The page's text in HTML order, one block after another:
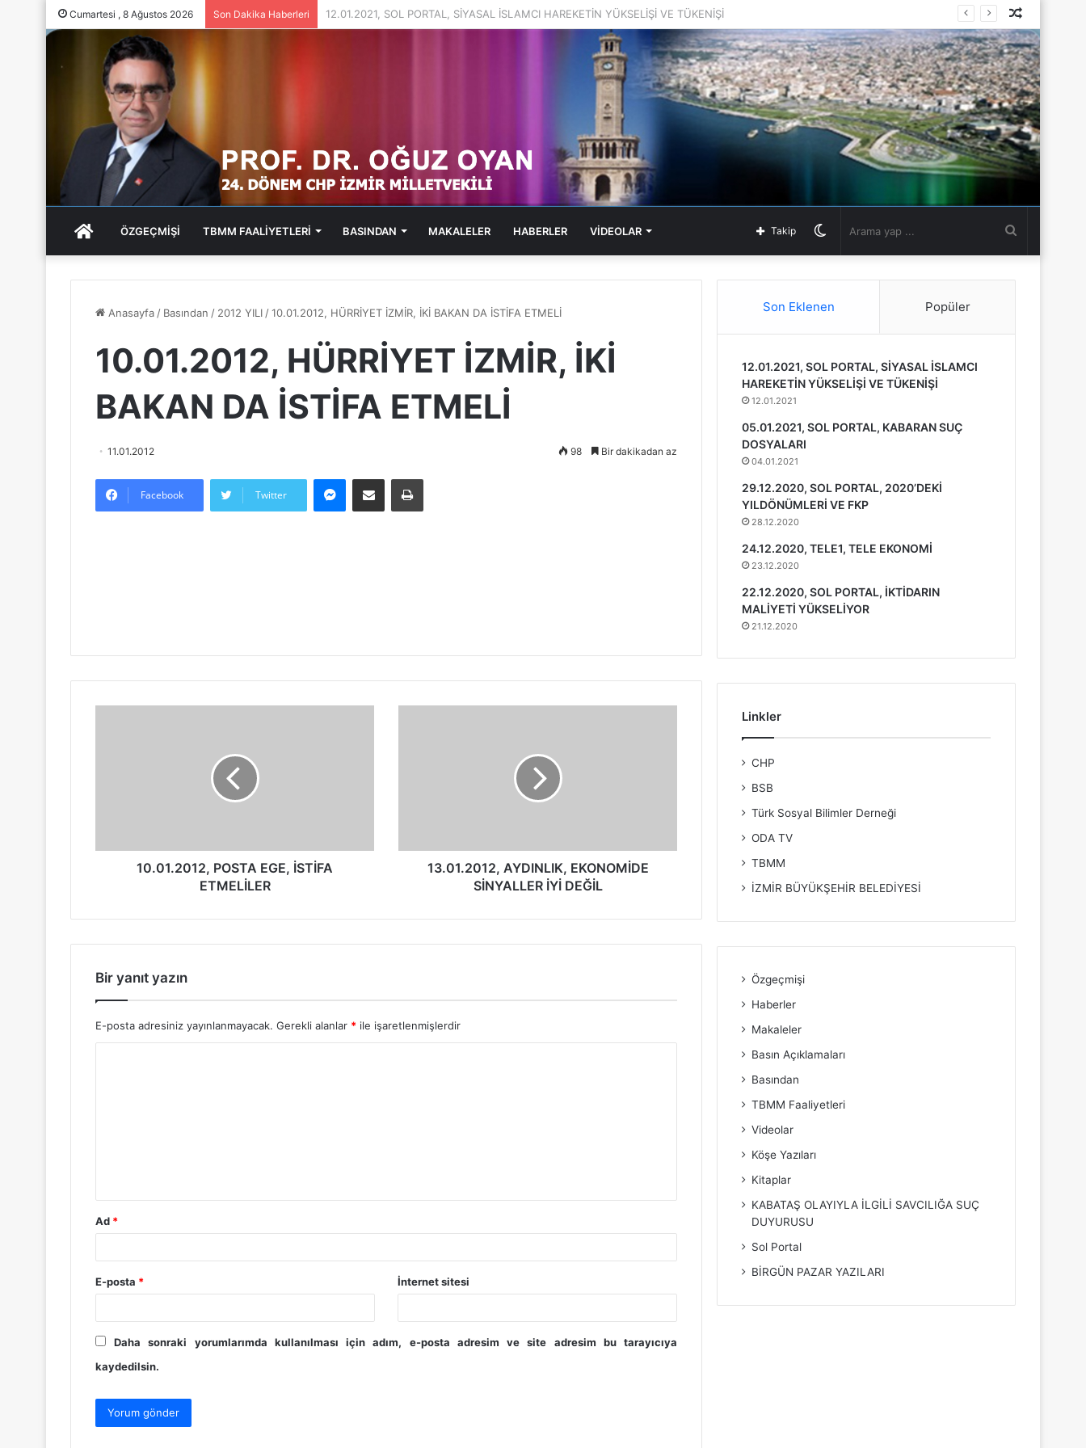
Cumartesi , 8 Ağustos 2026 Son Dakika Haberleri 05.01.2021, SOL PORTAL, KABARAN SUÇ DOSYALARI
Makale
ANA
SAYFA
ÖZGEÇMİŞİ TBMM FAALİYETLERİ BASINDAN MAKALELER HABERLER VİDEOLAR
görünümü
Takip
Anasayfa/ Basından / 2012 YILI/10.01.2012, HÜRRİYET İZMİR, İKİ BAKAN DA İSTİFA ETMELİ
10.01.2012, HÜRRİYET İZMİR, İKİ
BAKAN DA İSTİFA ETMELİ
11.01.2012 98 Bir dakikadan az
Facebook Twitter
10.01.2012, POSTA EGE, İSTİFA
ETMELİLER
13.01.2012, AYDINLIK, EKONOMİDE
SİNYALLER İYİ DEĞİL
Bir yanıt yazın
E-posta adresiniz yayınlanmayacak. Gerekli alanlar * ile işaretlenmişlerdir
Ad *
E-posta * İnternet sitesi
Daha sonraki yorumlarımda kullanılması için adım, e-posta adresim ve site adresim bu tarayıcıya
kaydedilsin.
Son Eklenen Popüler
12.01.2021, SOL PORTAL, SİYASAL İSLAMCI
HAREKETİN YÜKSELİŞİ VE TÜKENİŞİ
12.01.2021
05.01.2021, SOL PORTAL, KABARAN SUÇ
DOSYALARI
04.01.2021
29.12.2020, SOL PORTAL, 2020’DEKİ
YILDÖNÜMLERİ VE FKP
28.12.2020
24.12.2020, TELE1, TELE EKONOMİ
23.12.2020
22.12.2020, SOL PORTAL, İKTİDARIN
MALİYETİ YÜKSELİYOR
21.12.2020
Linkler
CHP
BSB
Türk Sosyal Bilimler Derneği
ODA TV
TBMM
İZMİR BÜYÜKŞEHİR BELEDİYESİ
Özgeçmişi
Haberler
Makaleler
Basın Açıklamaları
Basından
TBMM Faaliyetleri
Videolar
Köşe Yazıları
Kitaplar
KABATAŞ OLAYIYLA İLGİLİ SAVCILIĞA SUÇ
DUYURUSU
Sol Portal
BİRGÜN PAZAR YAZILARI